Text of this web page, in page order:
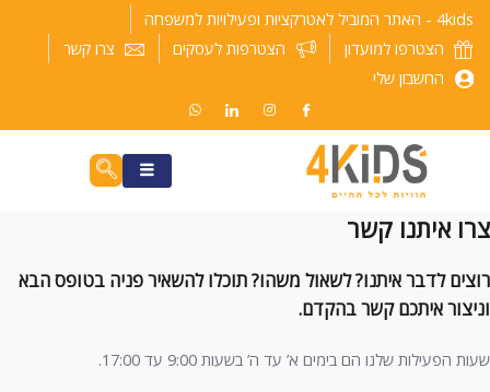
דילוג
לתוכן
4kids - האתר המוביל לאטרקציות ופעילויות למשפחה
הצטרפו למועדון
הצטרפות לעסקים
צרו קשר
החשבון שלי
צרו איתנו קשר
רוצים לדבר איתנו? לשאול משהו? תוכלו להשאיר פניה בטופס הבא
וניצור איתכם קשר בהקדם.
שעות הפעילות שלנו הם בימים א’ עד ה’ בשעות 9:00 עד 17:00.